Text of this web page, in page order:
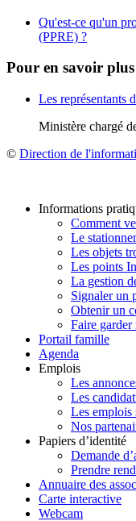
Qu'est-ce qu'un
(PPRE) ?
Pour en savoir plus
Les représentants
Ministère chargé
© Direction de
Informations
Comment
Le
Les objets
Les points
La gestion
Signaler un
Obtenir un
Faire garder
Portail famille
Agenda
Emplois
Les
Les
Les emplois
Nos
Papiers d’identité
Demande
Prendre
Annuaire des
Carte interactive
Webcam